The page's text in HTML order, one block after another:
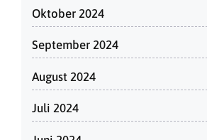
Oktober 2024
September 2024
August 2024
Juli 2024